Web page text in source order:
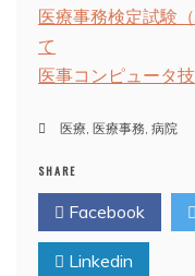
医療事務検定試験
て
医事コンピュータ
医療, 医療事務, 病院
SHARE
Facebook
Linkedin